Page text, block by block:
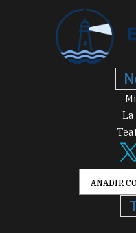
La
AÑADIR